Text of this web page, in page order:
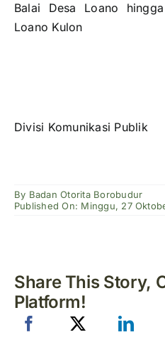
Balai Desa Loano
Loano Kulon
Divisi Komunikasi Publik
By Badan Otorita Borobudur
Published On: Minggu, 27
Share This Story,
Platform!